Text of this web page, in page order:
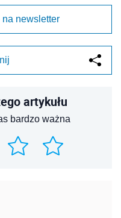
newsletter
artykułu
bardzo ważna